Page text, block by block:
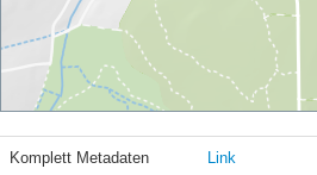
Komplett Metadaten Link